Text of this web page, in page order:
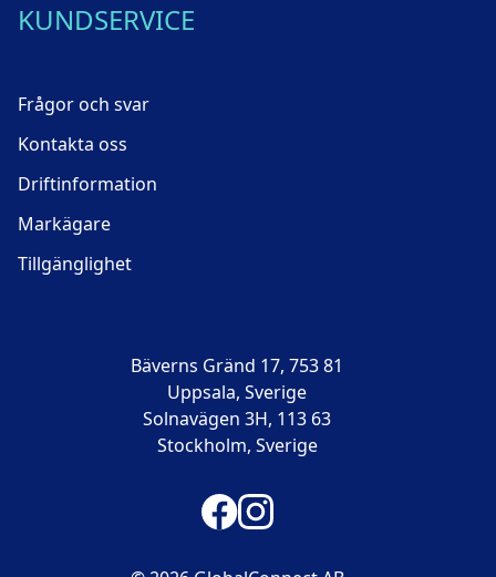
Bäverns Gränd 17, 753 81
Uppsala, Sverige
Solnavägen 3H, 113 63
Stockholm, Sverige
KUNDSERVICE
Frågor och svar
Kontakta oss
Driftinformation
Markägare
Tillgänglighet